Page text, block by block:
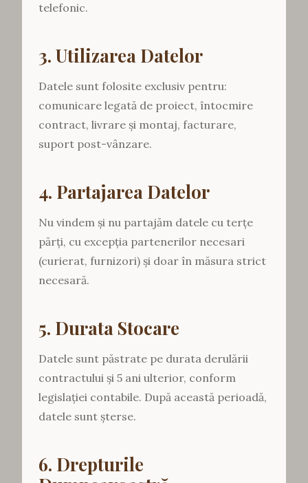
telefonic.
3. Utilizarea Datelor
Datele sunt folosite exclusiv pentru:
comunicare legată de proiect, întocmire
contract, livrare și montaj, facturare,
suport post-vânzare.
4. Partajarea Datelor
Nu vindem și nu partajăm datele cu terțe
părți, cu excepția partenerilor necesari
(curierat, furnizori) și doar în măsura strict
necesară.
5. Durata Stocare
Datele sunt păstrate pe durata derulării
contractului și 5 ani ulterior, conform
legislației contabile. După această perioadă,
datele sunt șterse.
6. Drepturile